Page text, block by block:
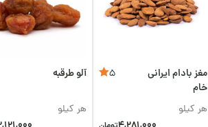
مغز بادام ایرانی
خام
5
هر کیلو
آلو طرقبه
هر کیلو